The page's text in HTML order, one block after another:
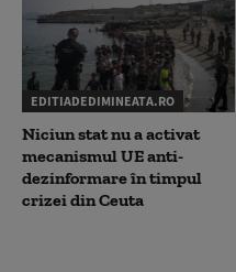
EDITIADEDIMINEATA.RO
Niciun stat nu a activat
mecanismul UE anti-
dezinformare în timpul
crizei din Ceuta